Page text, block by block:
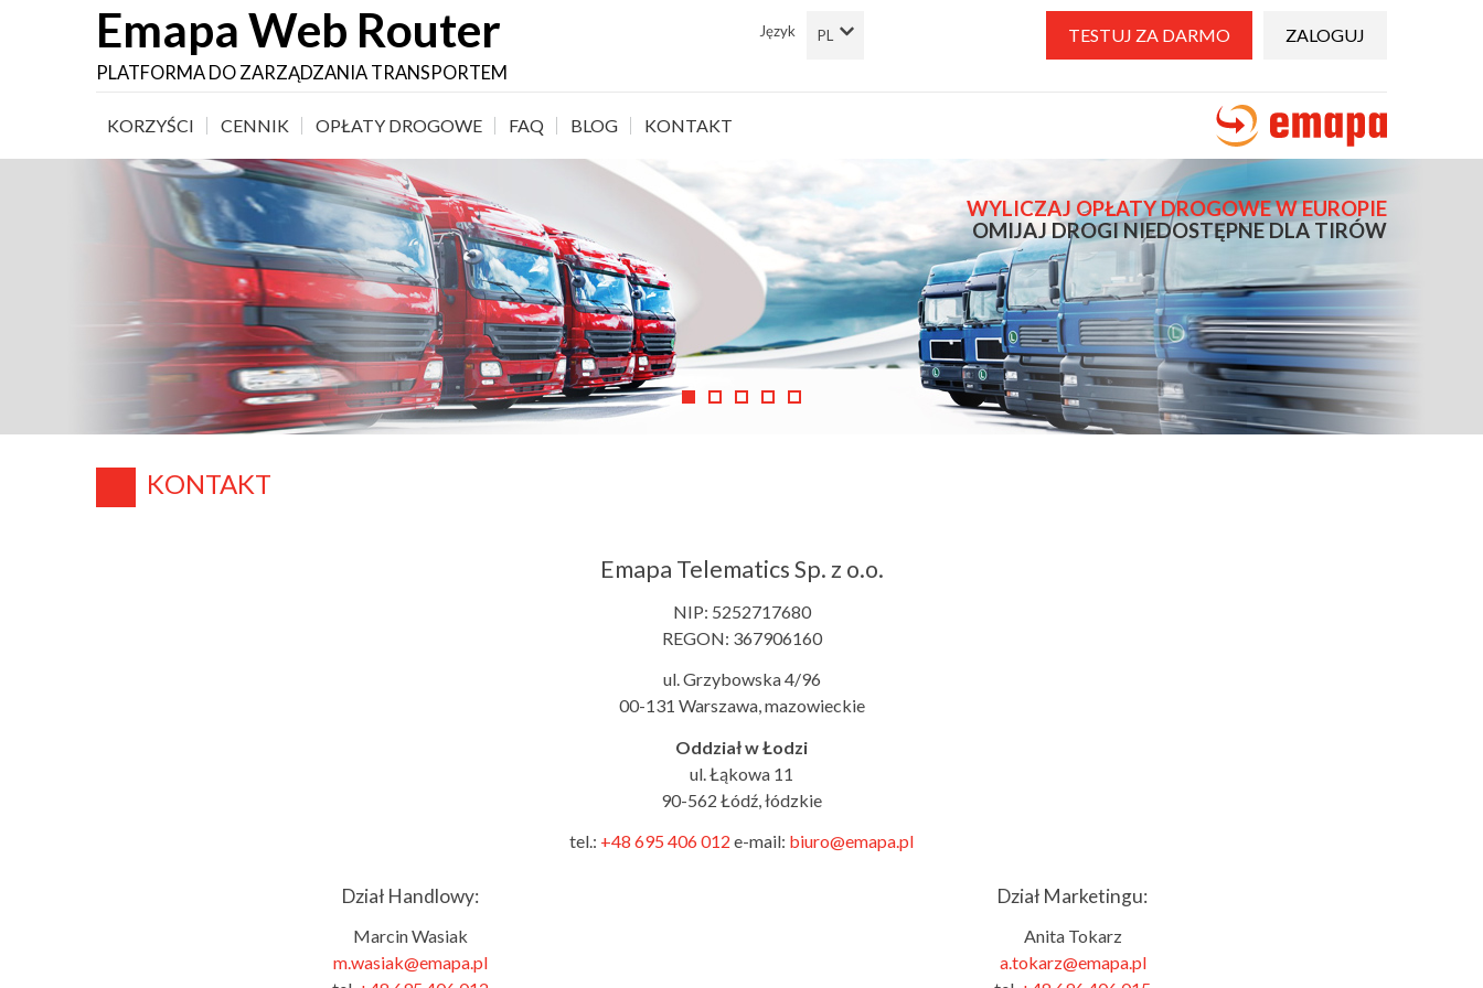
Emapa Web Router
PLATFORMA DO ZARZĄDZANIA TRANSPORTEM
Język ZALOGUJ
TESTUJ ZA DARMO
KORZYŚCI CENNIK OPŁATY DROGOWE FAQ BLOG KONTAKT
WYLICZAJ OPŁATY DROGOWE W EUROPIE
OMIJAJ DROGI NIEDOSTĘPNE DLA TIRÓW
KONTAKT
Emapa Telematics Sp. z o.o.
NIP: 5252717680
REGON: 367906160
ul. Grzybowska 4/96
00-131 Warszawa, mazowieckie
Oddział w Łodzi
ul. Łąkowa 11
90-562 Łódź, łódzkie
tel.: +48 695 406 012 e-mail: biuro@emapa.pl
Dział Handlowy:
Marcin Wasiak
m.wasiak@emapa.pl
Dział Marketingu:
Anita Tokarz
a.tokarz@emapa.pl